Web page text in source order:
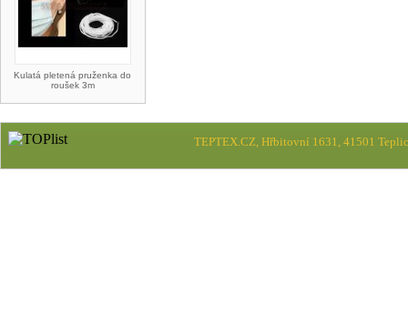
Kulatá pletená pruženka do
roušek 3m
TEPTEX.CZ, Hřbitovní 1631, 41501